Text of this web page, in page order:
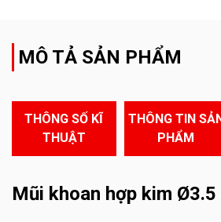
MÔ TẢ SẢN PHẨM
THÔNG SỐ KĨ
THUẬT
THÔNG TIN
PHẨM
Mũi khoan hợp kim Ø3.5